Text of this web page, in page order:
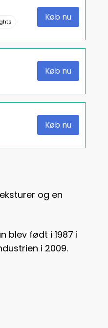
Køb nu
Køb nu
Køb nu
og en
blev født i 1987 i
i 2009.